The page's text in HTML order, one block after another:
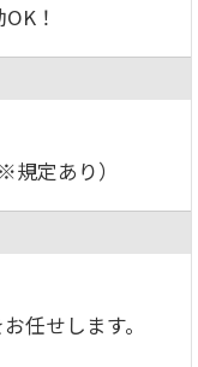
！
定あり）
任せします。